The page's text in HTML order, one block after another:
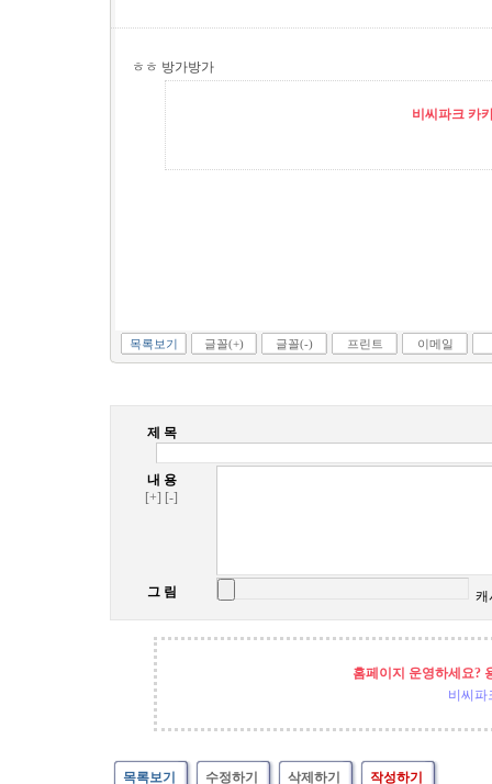
ㅎㅎ 방가방가
비씨파크 카
목록보기 글꼴(+) 글꼴(-) 프린트 이메일
제 목
내 용
[+] [-]
그 림 캐
홈페이지 운영하세요?
비씨파
목록보기 수정하기 삭제하기 작성하기